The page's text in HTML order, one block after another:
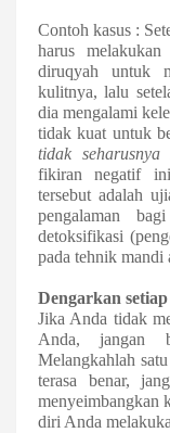
Contoh kasus :
harus
diruqyah untuk
kulitnya, lalu
dia mengalami
tidak kuat untuk
tidak
fikiran negatif
tersebut adalah
pengalaman
detoksifikasi
pada tehnik mandi
Dengarkan
Jika Anda tidak
Anda, jangan
Melangkahlah
terasa benar,
menyeimbangkan
diri Anda